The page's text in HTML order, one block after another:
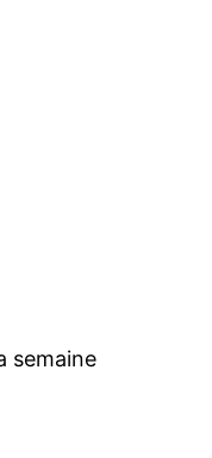
semaine